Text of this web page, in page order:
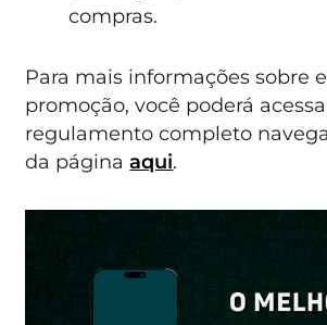
compras.
Para mais informações sobre
promoção, você poderá
regulamento completo
da páginaaqui.